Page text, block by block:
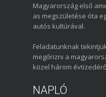
Magyarország első
as megszületése óta
autós kultúrával.
Feladatunknak
megőrizni a
közel három
NAPLÓ